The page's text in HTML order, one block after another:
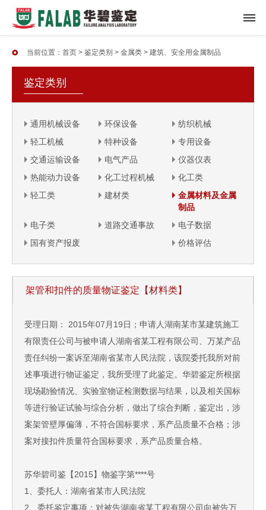
当前位置：首页 >鉴定类别 >金属类 >建筑、安全用金属制品
鉴定类别
通用机械设备 环保设备
纺织机械
轻工机械
特种设备
专用设备
交通运输设备
电气产品
仪器仪表
热能动力设备
化工过程机械
化工类
轻工类
建材类
金属材料及金属
制品
电子类
道路交通事故
电子数据
国有资产报废
价格评估
架管和扣件的质量物证鉴定【材料类】
受理日期： 2015年07月19日；申请人湖南某市某建筑施工
有限责任公司与被申请人湖南省某工程有限公司、万某产品
责任纠纷一案诉至湖南省某市人民法院，该院委托我所对前
述事项进行物证鉴定，我所受理了此鉴定。华碧鉴定所根据
现场勘验情况、实验室物证检测数据与结果，以及相关国标
等进行验证试验与综合分析，做出了综合判断，鉴定出，涉
案架管壁厚偏薄，不符合国标要求，系产品质量不合格；涉
案对接扣件质量符合国标要求，系产品质量合格。
苏华碧司鉴【2015】物鉴字第****号
1、委托人：湖南省某市人民法院
2、委托鉴定事项：对被告湖南省某工程有限公司向被告万